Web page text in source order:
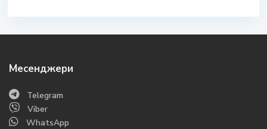
Месенджери
Telegram
Viber
WhatsApp